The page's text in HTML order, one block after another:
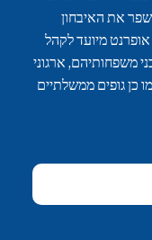
את האיבחון
מיועד לקהל
ארגוני
גופים ממשלתיים